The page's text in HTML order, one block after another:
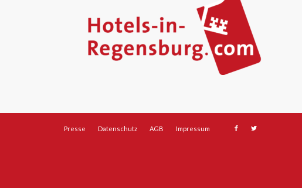
Presse Datenschutz AGB Impressum